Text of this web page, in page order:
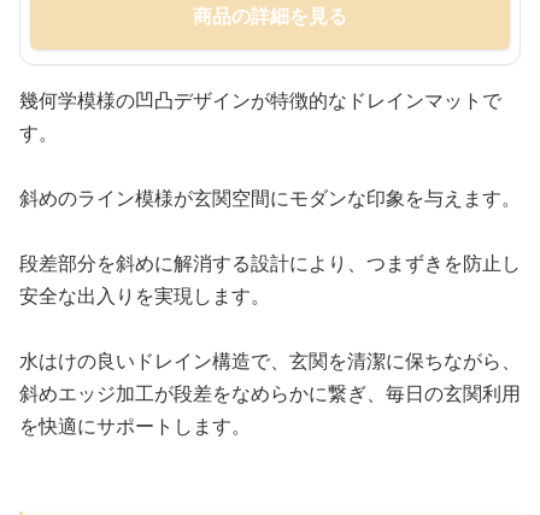
商品の詳細を見る
幾何学模様の凹凸デザインが特徴的なドレインマットで
す。
斜めのライン模様が玄関空間にモダンな印象を与えます。
段差部分を斜めに解消する設計により、つまずきを防止し
安全な出入りを実現します。
水はけの良いドレイン構造で、玄関を清潔に保ちながら、
斜めエッジ加工が段差をなめらかに繋ぎ、毎日の玄関利用
を快適にサポートします。